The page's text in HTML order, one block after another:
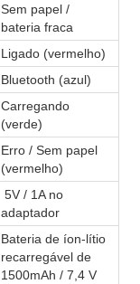
Sem papel /
bateria fraca
Ligado (vermelho)
Bluetooth (azul)
Carregando
(verde)
Erro / Sem papel
(vermelho)
5V / 1A no
adaptador
Bateria de íon-lítio
recarregável de
1500mAh / 7,4 V